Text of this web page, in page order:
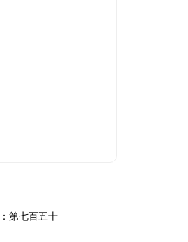
第七百五十